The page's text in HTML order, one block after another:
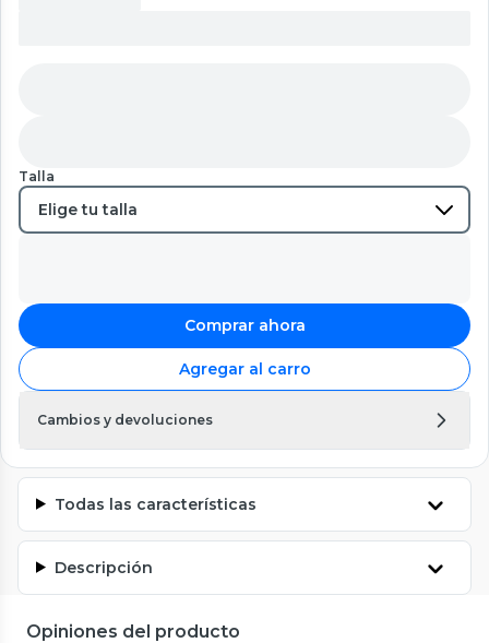
Talla
Comprar ahora
Agregar al carro
Cambios y devoluciones
Todas las características
Descripción
Opiniones del producto